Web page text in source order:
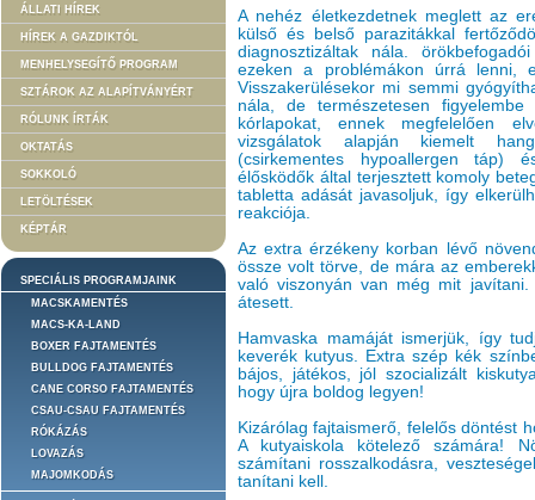
ÁLLATI HÍREK
HÍREK A GAZDIKTÓL
MENHELYSEGÍTŐ PROGRAM
SZTÁROK AZ ALAPÍTVÁNYÉRT
RÓLUNK ÍRTÁK
OKTATÁS
SOKKOLÓ
LETÖLTÉSEK
KÉPTÁR
SPECIÁLIS PROGRAMJAINK
MACSKAMENTÉS
MACS-KA-LAND
BOXER FAJTAMENTÉS
BULLDOG FAJTAMENTÉS
CANE CORSO FAJTAMENTÉS
CSAU-CSAU FAJTAMENTÉS
RÓKÁZÁS
LOVAZÁS
MAJOMKODÁS
A nehéz életkezdetnek meglett az
külső és belső parazitákkal
diagnosztizáltak nála.
ezeken a problémákon úrrá lenni,
Visszakerülésekor mi semmi
nála, de természetesen
kórlapokat, ennek megfelelően
vizsgálatok alapján kiemelt
(csirkementes hypoallergen táp)
élősködők által terjesztett komoly
tabletta adását javasoljuk, így
reakciója.
Az extra érzékeny korban lévő
össze volt törve, de mára az
való viszonyán van még mit
átesett.
Hamvaska mamáját ismerjük, így
keverék kutyus. Extra szép kék
bájos, játékos, jól szocializált
hogy újra boldog legyen!
Kizárólag fajtaismerő, felelős döntést
A kutyaiskola kötelező számára!
számítani rosszalkodásra,
tanítani kell.